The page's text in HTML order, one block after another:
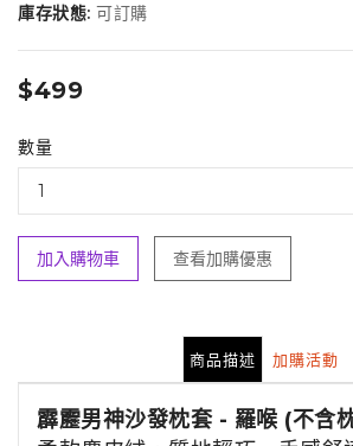
庫存狀態: 可訂購
$499
數量
加入購物車 查看加購優惠
商品描述 加購活動
霹靂男神沙發枕套 - 羅喉 (不含